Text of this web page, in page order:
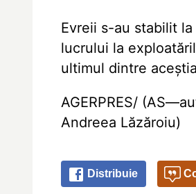
Evreii s-au stabilit
lucrului la
ultimul dintre
AGERPRES/
Andreea Lăzăroiu)
Distribuie